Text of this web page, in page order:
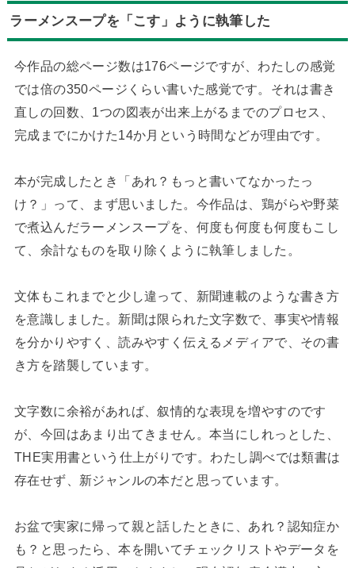
ラーメンスープを「こす」ように執筆した
今作品の総ページ数は176ページですが、わたしの感覚
では倍の350ページくらい書いた感覚です。それは書き
直しの回数、1つの図表が出来上がるまでのプロセス、
完成までにかけた14か月という時間などが理由です。
本が完成したとき「あれ？もっと書いてなかったっ
け？」って、まず思いました。今作品は、鶏がらや野菜
で煮込んだラーメンスープを、何度も何度も何度もこし
て、余計なものを取り除くように執筆しました。
文体もこれまでと少し違って、新聞連載のような書き方
を意識しました。新聞は限られた文字数で、事実や情報
を分かりやすく、読みやすく伝えるメディアで、その書
き方を踏襲しています。
文字数に余裕があれば、叙情的な表現を増やすのです
が、今回はあまり出てきません。本当にしれっとした、
THE実用書という仕上がりです。わたし調べでは類書は
存在せず、新ジャンルの本だと思っています。
お盆で実家に帰って親と話したときに、あれ？認知症か
も？と思ったら、本を開いてチェックリストやデータを